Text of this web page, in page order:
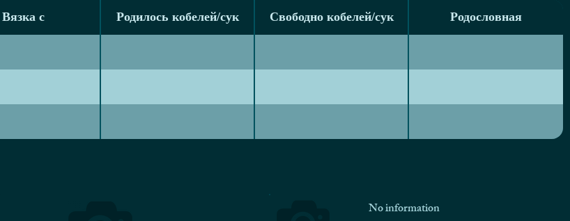
Вязка с Родилось кобелей/сук Свободно кобелей/сук Родословная
Вязка с Родилось кобелей/сук Свободно кобелей/сук Родословная
No information